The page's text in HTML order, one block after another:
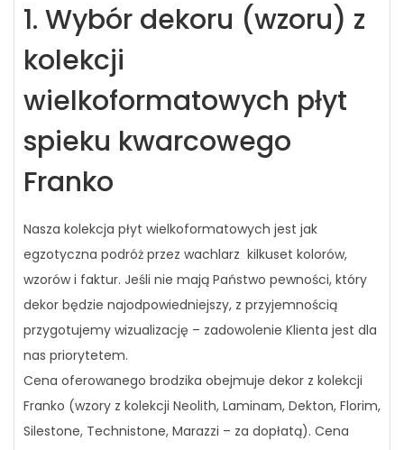
1. Wybór dekoru (wzoru) z
kolekcji
wielkoformatowych płyt
spieku kwarcowego
Franko
Nasza kolekcja płyt wielkoformatowych jest jak
egzotyczna podróż przez wachlarz kilkuset kolorów,
wzorów i faktur. Jeśli nie mają Państwo pewności, który
dekor będzie najodpowiedniejszy, z przyjemnością
przygotujemy wizualizację – zadowolenie Klienta jest dla
nas priorytetem.
Cena oferowanego brodzika obejmuje dekor z kolekcji
Franko (wzory z kolekcji Neolith, Laminam, Dekton, Florim,
Silestone, Technistone, Marazzi – za dopłatą). Cena